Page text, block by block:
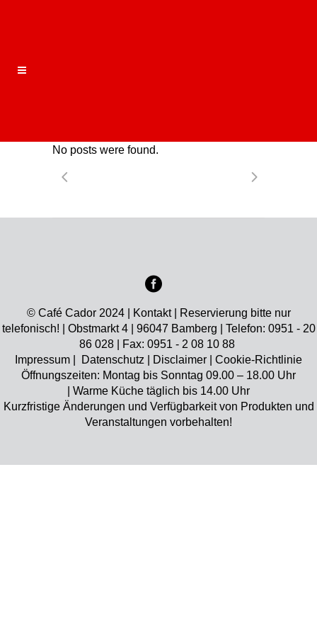
No posts were found.
© Café Cador 2024 | Kontakt| Reservierung bitte nur
telefonisch! | Obstmarkt 4 | 96047 Bamberg | Telefon: 0951 - 20
86 028 | Fax: 0951 - 2 08 10 88
Impressum
Datenschutz Disclaimer
Cookie-Richtlinie
Öffnungszeiten: Montag bis Sonntag 09.00 – 18.00 Uhr
| Warme Küche täglich bis 14.00 Uhr
Kurzfristige Änderungen und Verfügbarkeit von Produkten und
Veranstaltungen vorbehalten!